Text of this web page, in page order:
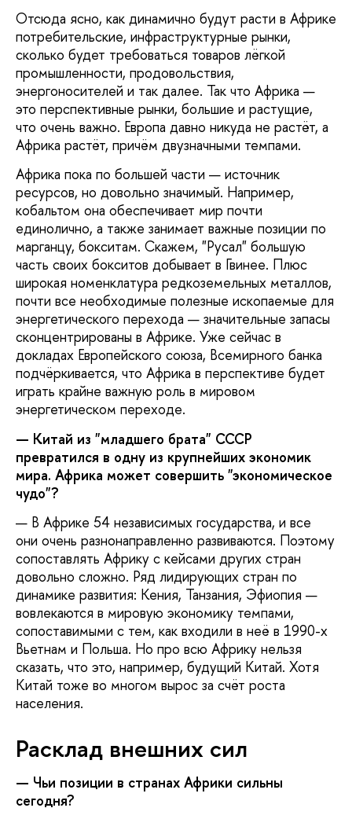
Отсюда ясно, как динамично будут расти в Африке
потребительские, инфраструктурные рынки,
сколько будет требоваться товаров лёгкой
промышленности, продовольствия,
энергоносителей и так далее. Так что Африка —
это перспективные рынки, большие и растущие,
что очень важно. Европа давно никуда не растёт, а
Африка растёт, причём двузначными темпами.
Африка пока по большей части — источник
ресурсов, но довольно значимый. Например,
кобальтом она обеспечивает мир почти
единолично, а также занимает важные позиции по
марганцу, бокситам. Скажем, "Русал" большую
часть своих бокситов добывает в Гвинее. Плюс
широкая номенклатура редкоземельных металлов,
почти все необходимые полезные ископаемые для
энергетического перехода — значительные запасы
сконцентрированы в Африке. Уже сейчас в
докладах Европейского союза, Всемирного банка
подчёркивается, что Африка в перспективе будет
играть крайне важную роль в мировом
энергетическом переходе.
— Китай из "младшего брата" СССР
превратился в одну из крупнейших экономик
мира. Африка может совершить "экономическое
чудо"?
— В Африке 54 независимых государства, и все
они очень разнонаправленно развиваются. Поэтому
сопоставлять Африку с кейсами других стран
довольно сложно. Ряд лидирующих стран по
динамике развития: Кения, Танзания, Эфиопия —
вовлекаются в мировую экономику темпами,
сопоставимыми с тем, как входили в неё в 1990-х
Вьетнам и Польша. Но про всю Африку нельзя
сказать, что это, например, будущий Китай. Хотя
Китай тоже во многом вырос за счёт роста
населения.
Расклад внешних сил
— Чьи позиции в странах Африки сильны
сегодня?